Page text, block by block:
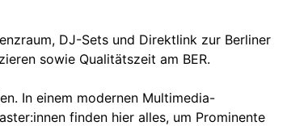
DJ-Sets und Direktlink zur Berliner
sowie Qualitätszeit am BER.
In einem modernen Multimedia-
finden hier alles, um Prominente